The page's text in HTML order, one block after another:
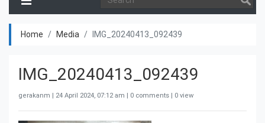
Home Media IMG_20240413_092439
IMG_20240413_092439
gerakanm | 24 April 2024, 07:12 am | 0 comments | 0 view